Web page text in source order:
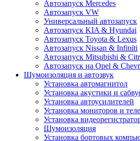
Автозапуск Mercedes
Автозапуск VW
Универсальный автозапуск
Автозапуск KIA & Hyundai
Автозапуск Toyota & Lexus
Автозапуск Nissan & Infiniti
Автозапуск Mitsubishi &
Автозапуск на Opel &
Шумоизоляция и автозвук
Установка автомагнитол
Установка акустики и
Установка автоусилителей
Установка мониторов и
Установка
Шумоизоляция
Установка бортовых